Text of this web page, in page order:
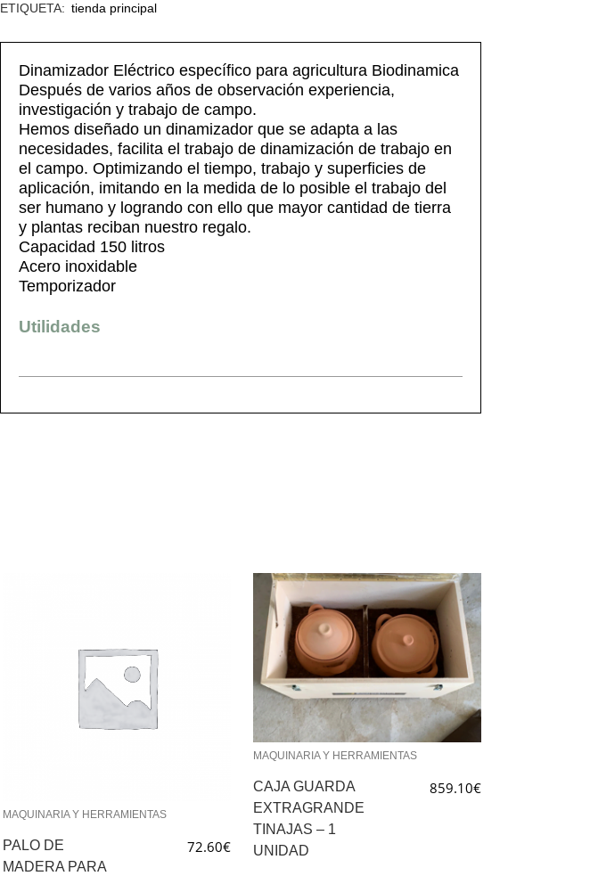
ETIQUETA: tienda principal
Dinamizador Eléctrico específico para agricultura Biodinamica
Después de varios años de observación experiencia,
investigación y trabajo de campo.
Hemos diseñado un dinamizador que se adapta a las
necesidades, facilita el trabajo de dinamización de trabajo en
el campo. Optimizando el tiempo, trabajo y superficies de
aplicación, imitando en la medida de lo posible el trabajo del
ser humano y logrando con ello que mayor cantidad de tierra
y plantas reciban nuestro regalo.
Capacidad 150 litros
Acero inoxidable
Temporizador
Utilidades
MAQUINARIA Y HERRAMIENTAS
PALO DE
MADERA PARA
72.60€
MAQUINARIA Y HERRAMIENTAS
CAJA GUARDA
EXTRAGRANDE
TINAJAS – 1
UNIDAD
859.10€